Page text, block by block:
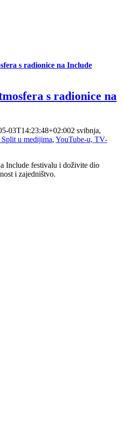
s radionice na Include
s radionice na
03T14:23:48+02:002 svibnja,
u medijima, YouTube-u, TV-
Include festivalu i doživite dio
i zajedništvo.